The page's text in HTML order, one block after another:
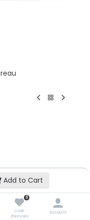
Add to Cart
0
Liste
d'envies
Account
panier